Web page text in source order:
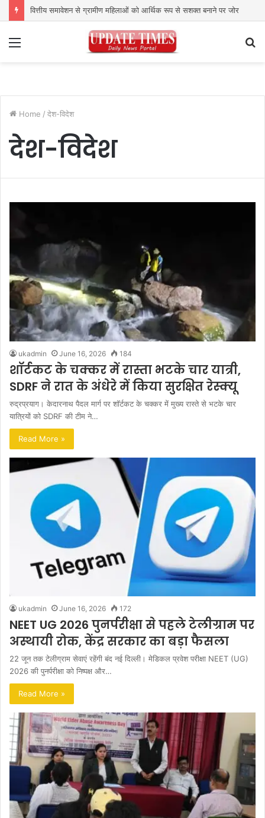
वित्तीय समावेशन से ग्रामीण महिलाओं को आर्थिक रूप से सशक्त बनाने पर जोर
Home / देश-विदेश
देश-विदेश
ukadmin June 16, 2026 184
शॉर्टकट के चक्कर में रास्ता भटके चार यात्री,
SDRF ने रात के अंधेरे में किया सुरक्षित रेस्क्यू
रुद्रप्रयाग। केदारनाथ पैदल मार्ग पर शॉर्टकट के चक्कर में मुख्य रास्ते से भटके चार
यात्रियों को SDRF की टीम ने…
Read More »
ukadmin June 16, 2026 172
NEET UG 2026 पुनर्परीक्षा से पहले टेलीग्राम पर
अस्थायी रोक, केंद्र सरकार का बड़ा फैसला
22 जून तक टेलीग्राम सेवाएं रहेंगी बंद नई दिल्ली। मेडिकल प्रवेश परीक्षा NEET (UG)
2026 की पुनर्परीक्षा को निष्पक्ष और…
Read More »